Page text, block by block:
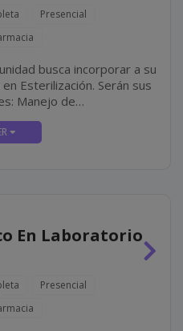
Presencial
busca incorporar a su
Serán sus
Manejo de
****, realizando las
la jornada y el
En Laboratorio
Presencial